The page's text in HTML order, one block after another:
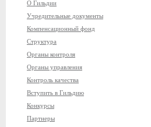
О Гильдии
Учредительные документы
Компенсационный фонд
Структура
Органы контроля
Органы управления
Контроль качества
Вступить в Гильдию
Конкурсы
Партнеры